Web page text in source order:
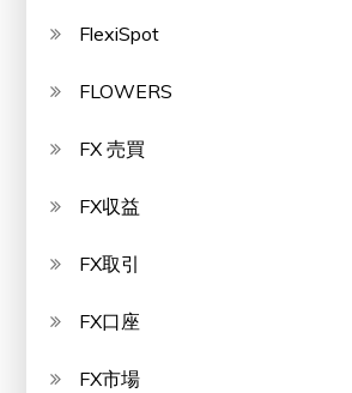
FlexiSpot
FLOWERS
FX 売買
FX収益
FX取引
FX口座
FX市場